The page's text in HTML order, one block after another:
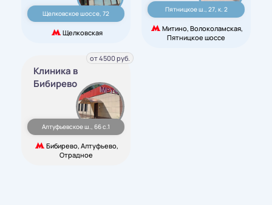
Щелковское шоссе, 72
Щелковская
Пятницкое ш., 27, к. 2
Митино, Волоколамская,
Пятницкое шоссе
Клиника в
Бибирево
Алтуфьевское ш., 66 с.1
Бибирево, Алтуфьево,
Отрадное
от 4500 руб.